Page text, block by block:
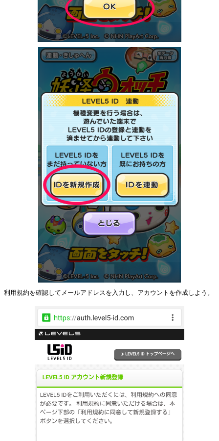
利用規約を確認してメールアドレスを入力し、アカウントを作成しよう。